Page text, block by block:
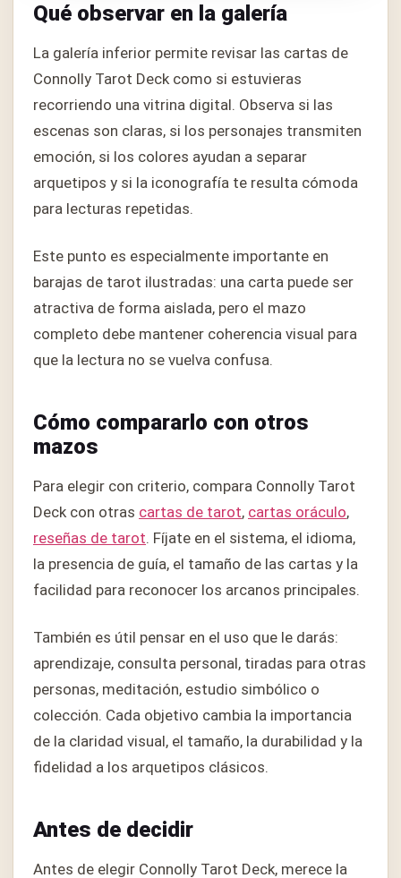
Qué observar en la galería
La galería inferior permite revisar las cartas de
Connolly Tarot Deck como si estuvieras
recorriendo una vitrina digital. Observa si las
escenas son claras, si los personajes transmiten
emoción, si los colores ayudan a separar
arquetipos y si la iconografía te resulta cómoda
para lecturas repetidas.
Este punto es especialmente importante en
barajas de tarot ilustradas: una carta puede ser
atractiva de forma aislada, pero el mazo
completo debe mantener coherencia visual para
que la lectura no se vuelva confusa.
Cómo compararlo con otros
mazos
Para elegir con criterio, compara Connolly Tarot
Deck con otras cartas de tarot, cartas oráculo,
reseñas de tarot. Fíjate en el sistema, el idioma,
la presencia de guía, el tamaño de las cartas y la
facilidad para reconocer los arcanos principales.
También es útil pensar en el uso que le darás:
aprendizaje, consulta personal, tiradas para otras
personas, meditación, estudio simbólico o
colección. Cada objetivo cambia la importancia
de la claridad visual, el tamaño, la durabilidad y la
fidelidad a los arquetipos clásicos.
Antes de decidir
Antes de elegir Connolly Tarot Deck, merece la